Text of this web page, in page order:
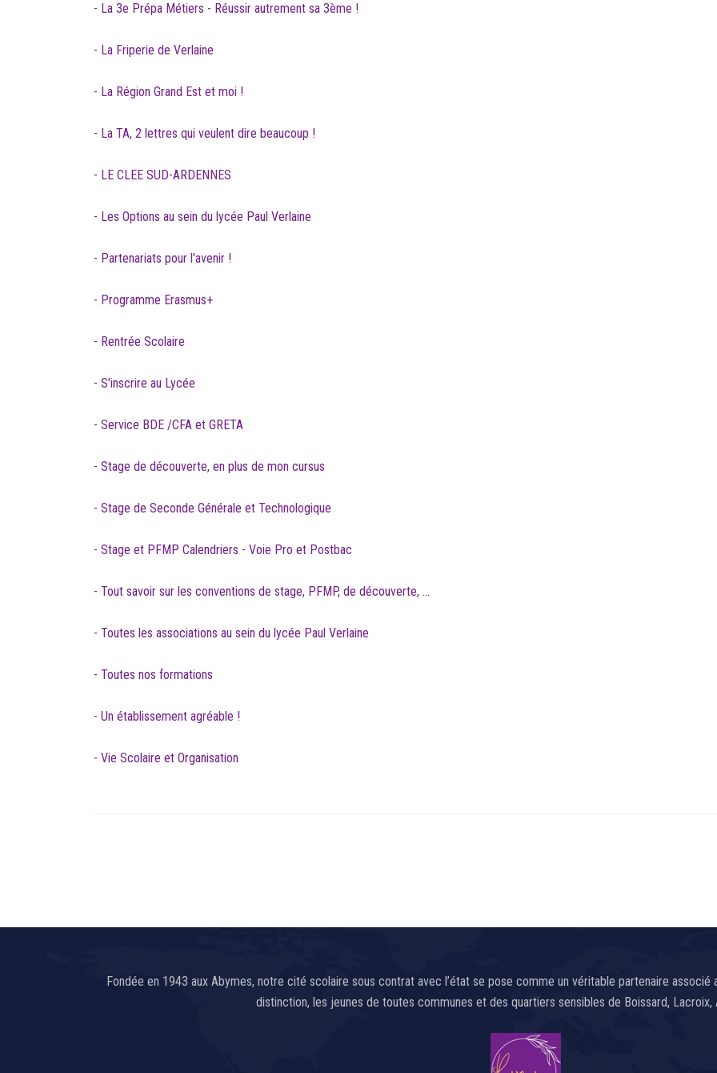
- La 3e Prépa Métiers - Réussir autrement sa 3ème !
- La Friperie de Verlaine
- La Région Grand Est et moi !
- La TA, 2 lettres qui veulent dire beaucoup !
- LE CLEE SUD-ARDENNES
- Les Options au sein du lycée Paul Verlaine
- Partenariats pour l'avenir !
- Programme Erasmus+
- Rentrée Scolaire
- S'inscrire au Lycée
- Service BDE /CFA et GRETA
- Stage de découverte, en plus de mon cursus
- Stage de Seconde Générale et Technologique
- Stage et PFMP Calendriers - Voie Pro et Postbac
- Tout savoir sur les conventions de stage, PFMP, de découverte, ...
- Toutes les associations au sein du lycée Paul Verlaine
- Toutes nos formations
- Un établissement agréable !
- Vie Scolaire et Organisation
Fondée en 1943 aux Abymes, notre cité scolaire sous contrat avec l’état se pose comme un véritable partenaire associé
distinction, les jeunes de toutes communes et des quartiers sensibles de Boissard, Lacroix,